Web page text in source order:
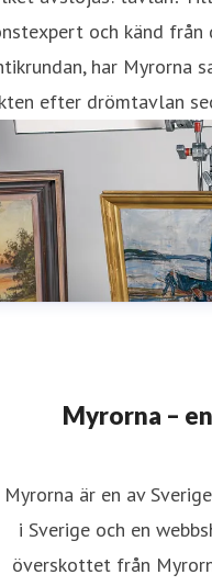
och känd från
har Myrorna
efter drömtavlan
Myrorna –
Myrorna är en av
i Sverige och en
överskottet från